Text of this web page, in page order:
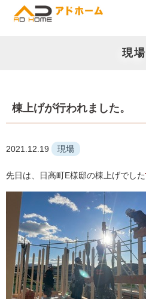
現場
棟上げが行われました。
2021.12.19 現場
先日は、日高町E様邸の棟上げでした